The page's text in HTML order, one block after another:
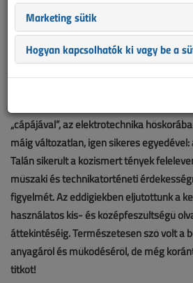
Harmadik alkalommal van
„cápájával”, az elektrotechnika
máig változatlan, igen sikeres
Talán sikerült a közismert tények
műszaki és technikatörténeti
figyelmét. Az eddigiekben eljutottunk a
használatos kis- és középfeszültségű
áttekintéséig. Természetesen szó volt a
anyagáról és működéséről, de még
titkot!
Marketing sütik
Hogyan kapcsolhatók ki vagy be a